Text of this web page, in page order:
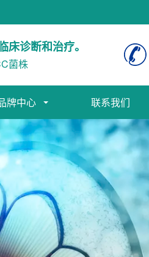
诊断和治疗。
菌株
牌中心 联系我们